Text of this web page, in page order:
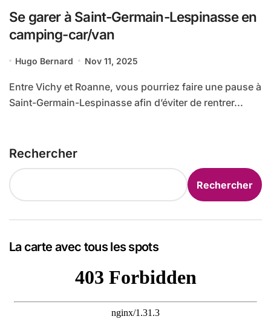
Se garer à Saint-Germain-Lespinasse en
camping-car/van
Hugo Bernard Nov 11, 2025
Entre Vichy et Roanne, vous pourriez faire une pause à
Saint-Germain-Lespinasse afin d’éviter de rentrer...
Rechercher
Rechercher
La carte avec tous les spots